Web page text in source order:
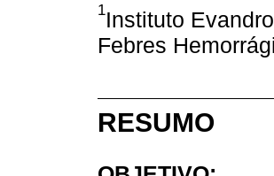
1Instituto
Febres
RESUMO